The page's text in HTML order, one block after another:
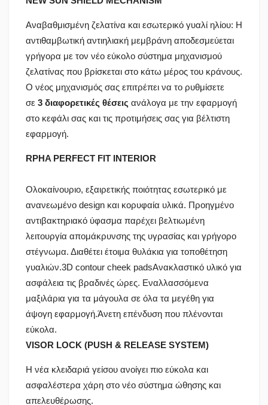
Αναβαθμισμένη ζελατίνα και εσωτερικό γυαλί ηλίου: Η
αντιθαμβωτική αντιηλιακή μεμβράνη αποδεσμεύεται
γρήγορα με τον νέο εύκολο σύστημα μηχανισμού
ζελατίνας που βρίσκεται στο κάτω μέρος του κράνους.
Ο νέος μηχανισμός σας επιτρέπει να το ρυθμίσετε
σε 3 διαφορετικές θέσεις ανάλογα με την εφαρμογή
στο κεφάλι σας και τις προτιμήσεις σας για βέλτιστη
εφαρμογή.
RPHA PERFECT FIT INTERIOR
Ολοκαίνουριο, εξαιρετικής ποιότητας εσωτερικό με
ανανεωμένο design και κορυφαία υλικά. Προηγμένο
αντιβακτηριακό ύφασμα παρέχει βελτιωμένη
λειτουργία απομάκρυνσης της υγρασίας και γρήγορο
στέγνωμα. Διαθέτει έτοιμα θυλάκια για τοποθέτηση
γυαλιών.3D contour cheek padsΑνακλαστικό υλικό για
ασφάλεια τις βραδινές ώρες. Εναλλασσόμενα
μαξιλάρια για τα μάγουλα σε όλα τα μεγέθη για
άψογη εφαρμογή.Άνετη επένδυση που πλένονται
εύκολα.
VISOR LOCK (PUSH & RELEASE SYSTEM)
Η νέα κλειδαριά γείσου ανοίγει πιο εύκολα και
ασφαλέστερα χάρη στο νέο σύστημα ώθησης και
απελευθέρωσης.